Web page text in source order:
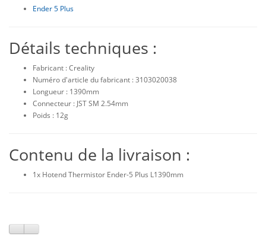
Ender 5 Plus
Détails techniques :
Fabricant : Creality
Numéro d'article du fabricant : 3103020038
Longueur : 1390mm
Connecteur : JST SM 2.54mm
Poids : 12g
Contenu de la livraison :
1x Hotend Thermistor Ender-5 Plus L1390mm